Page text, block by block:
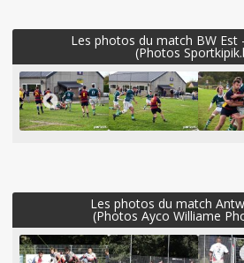
Les photos du match BW Est
(Photos
Les photos du match
(Photos Ayco Williame